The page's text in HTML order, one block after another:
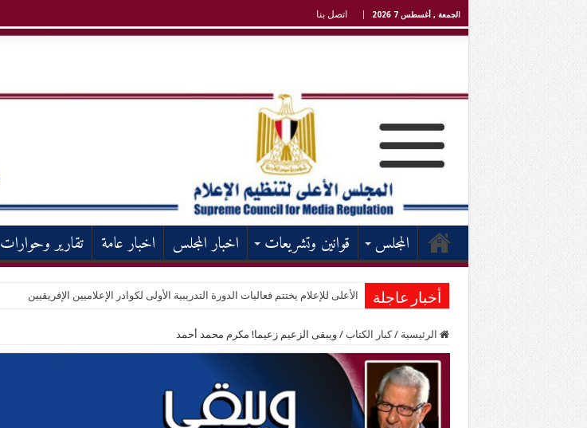
الجمعة , أغسطس 7 2026 اتصل بنا
المجلس قوانين وتشريعات اخبار المجلس اخبار عامة تقارير وحوارات
أخبار عاجلة الأعلى للإعلام يختتم فعاليات الدورة التدريبية الأولى لكوادر الإعلاميين الإفريقيين
الرئيسية / كبار الكتاب / ويبقى الزعيم زعيما! مكرم محمد أحمد